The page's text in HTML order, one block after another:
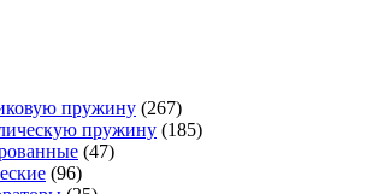
пружину (267)
пружину (185)
(47)
(96)